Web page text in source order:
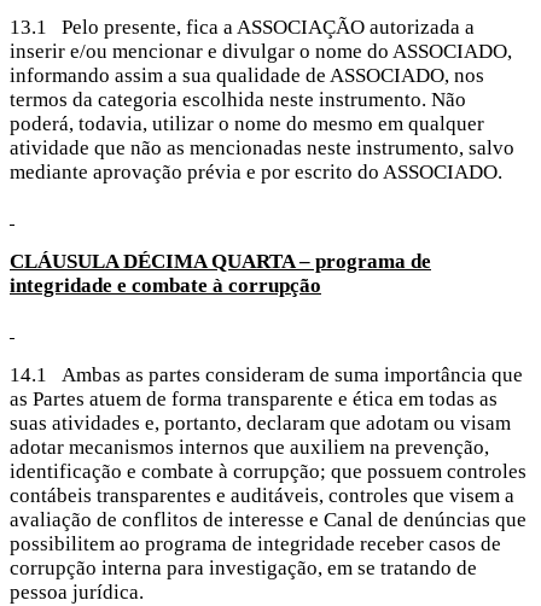
13.1 Pelo presente, fica a ASSOCIAÇÃO autorizada a
inserir e/ou mencionar e divulgar o nome do ASSOCIADO,
informando assim a sua qualidade de ASSOCIADO, nos
termos da categoria escolhida neste instrumento. Não
poderá, todavia, utilizar o nome do mesmo em qualquer
atividade que não as mencionadas neste instrumento, salvo
mediante aprovação prévia e por escrito do ASSOCIADO.
CLÁUSULA DÉCIMAQUARTA – programa de
integridade e combate à corrupção
14.1 Ambas as partes consideram de suma importância que
as Partes atuem de forma transparente e ética em todas as
suas atividades e, portanto, declaram que adotam ou visam
adotar mecanismos internos que auxiliem na prevenção,
identificação e combate à corrupção; que possuem controles
contábeis transparentes e auditáveis, controles que visem a
avaliação de conflitos de interesse e Canal de denúncias que
possibilitem ao programa de integridade receber casos de
corrupção interna para investigação, em se tratando de
pessoa jurídica.